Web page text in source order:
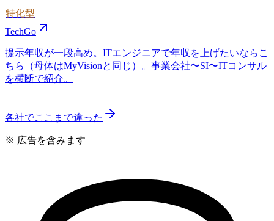
特化型
TechGo
提示年収が一段高め。ITエンジニアで年収を上げたいならこ
ちら（母体はMyVisionと同じ）。事業会社〜SI〜ITコンサル
を横断で紹介。
各社でここまで違った
※ 広告を含みます